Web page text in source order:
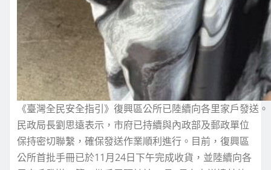
《臺灣全民安全指引》復興區公所已陸續向各里家戶發送。
民政局長劉思遠表示，市府已持續與內政部及郵政單位
保持密切聯繫，確保發送作業順利進行。目前，復興區
公所首批手冊已於11月24日下午完成收貨，並陸續向各